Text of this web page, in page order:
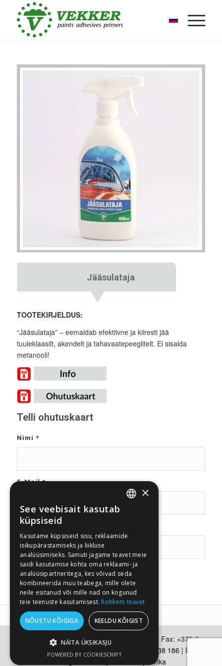
Jääsulataja
TOOTEKIRJELDUS:
“Jääsulataja” – eemaldab efektiivne ja kiiresti jää
tuuleklaasilt, akendelt ja tahavaatepeeglitelt. Ei sisalda
metanooli!
Telli ohutuskaart
Nimi *
E-Mail*
Toote nimetus
Vekker | Aadress: Kopli 103, 11712 Tallinn | Fax: +372 6
102 737 ; Telefon:+372 6102 337 +372 50 38 186 | Email:
Privaatsuspoliitika
×
See veebisait kasutab
küpsiseid
Kasutame küpsiseid sisu, reklaamide
isikupärastamiseks ja liikluse
analüüsimiseks. Samuti jagame teavet meie
saidi kasutamise kohta oma reklaami- ja
analüüsipartneritega, kes võivad seda
kombineerida muu teabega, mille olete
neile esitanud või mille nad on kogunud
teie teenuste kasutamisest. Rohkem teavet
NÕUSTU KÕIGIGA KEELDU KÕIGIST
NÄITA ÜKSIKASJU
POWERED BY COOKIESCRIPT